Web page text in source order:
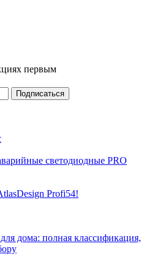
первым
светодиодные PRO
Profi54!
дома: полная классификация,